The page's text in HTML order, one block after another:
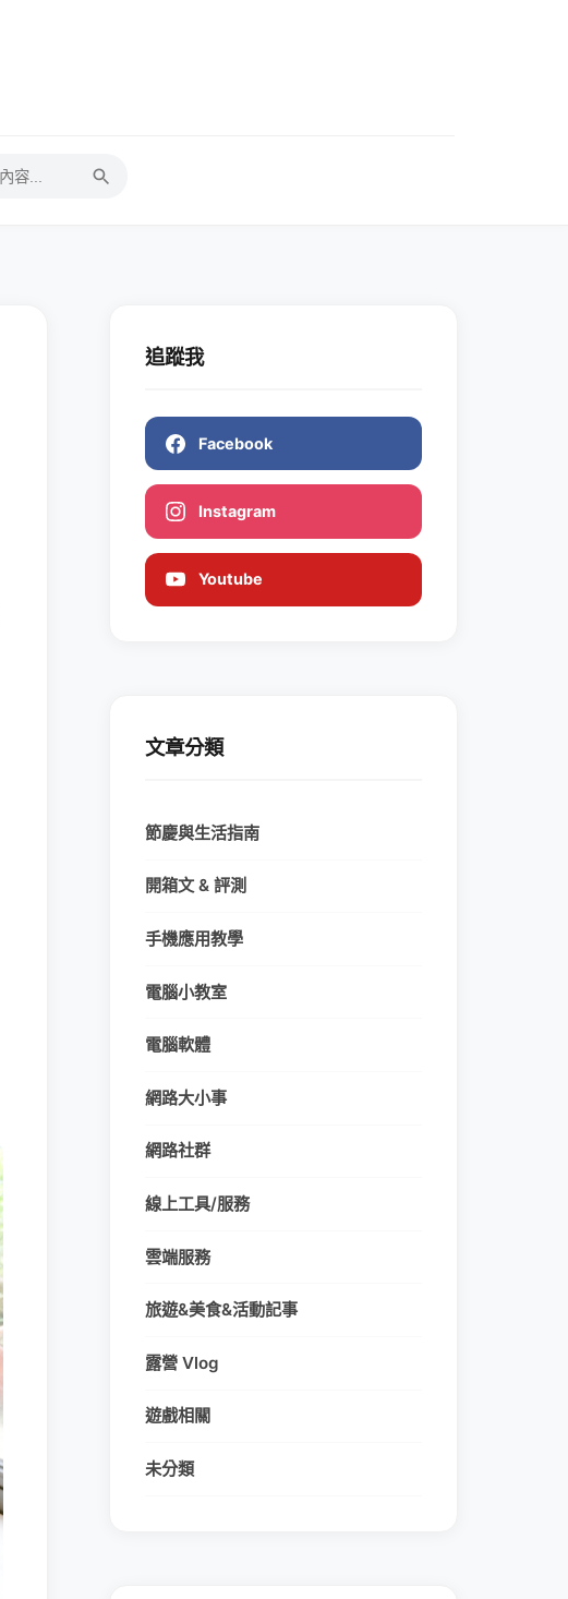
追蹤我
Facebook
Instagram
Youtube
文章分類
節慶與生活指南
開箱文 & 評測
手機應用教學
電腦小教室
電腦軟體
網路大小事
網路社群
線上工具/服務
雲端服務
旅遊&美食&活動記事
露營 Vlog
遊戲相關
未分類